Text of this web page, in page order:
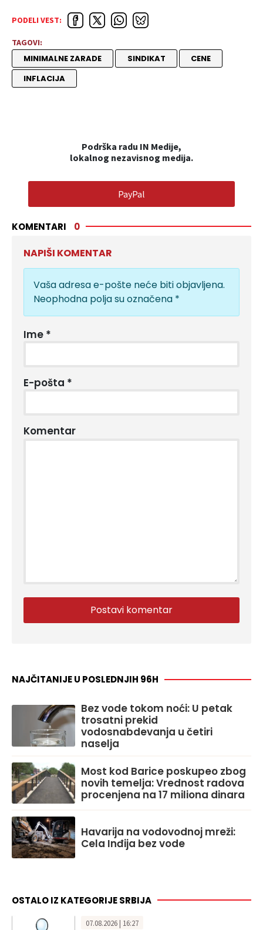
PODELI VEST:
TAGOVI:
MINIMALNE ZARADE SINDIKAT
CENE
INFLACIJA
Podrška radu IN Medije,
lokalnog nezavisnog medija.
PayPal
KOMENTARI 0
NAPIŠI KOMENTAR
Vaša adresa e-pošte neće biti objavljena.
Neophodna polja su označena *
Ime *
E-pošta *
Komentar
NAJČITANIJE U POSLEDNJIH 96H
Bez vode tokom noći: U petak
trosatni prekid
vodosnabdevanja u četiri
naselja
Most kod Barice poskupeo zbog
novih temelja: Vrednost radova
procenjena na 17 miliona dinara
Havarija na vodovodnoj mreži:
Cela Inđija bez vode
OSTALO IZ KATEGORIJE SRBIJA
07.08.2026 | 16:27